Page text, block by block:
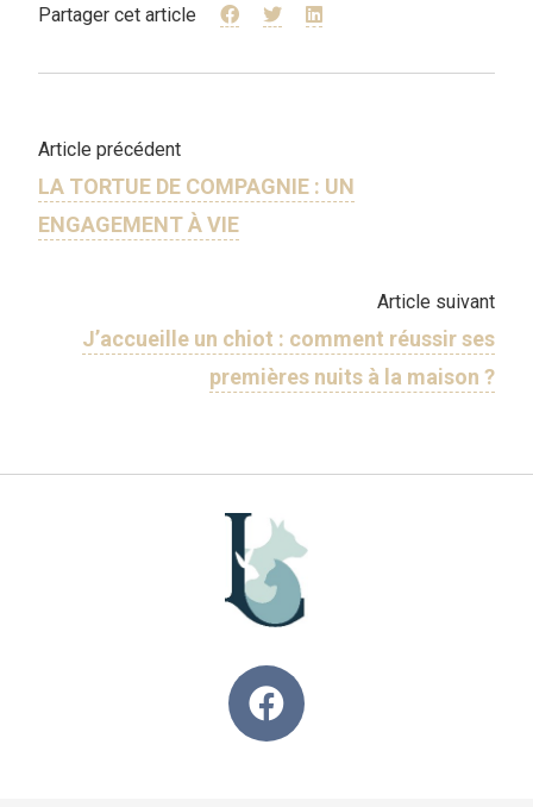
Partager cet article
Article précédent
LA TORTUE DE COMPAGNIE : UN
ENGAGEMENT À VIE
Article suivant
J’accueille un chiot : comment réussir ses
premières nuits à la maison ?